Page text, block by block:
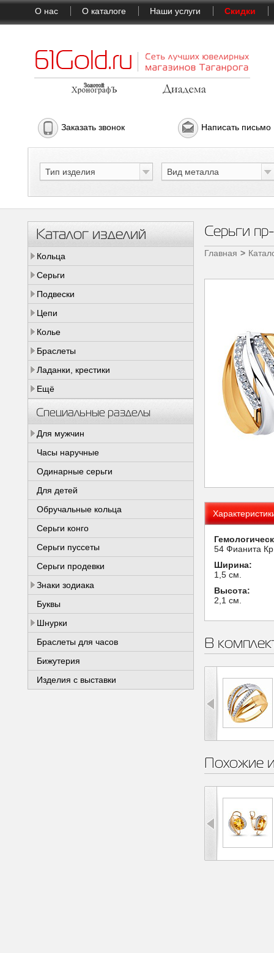
О нас О каталоге Наши услуги Скидки
Заказать звонок Написать письмо
Тип изделия Вид металла
Каталог изделий
Кольца
Серьги
Подвески
Цепи
Колье
Браслеты
Ладанки, крестики
Ещё
Специальные разделы
Для мужчин
Часы наручные
Одинарные серьги
Для детей
Обручальные кольца
Серьги конго
Серьги пуссеты
Серьги продевки
Знаки зодиака
Буквы
Шнурки
Браслеты для часов
Бижутерия
Изделия с выставки
Серьги
Главная
54 Фианита
Ширина:
1,5 см.
Высота:
2,1 см.
В
Похожие